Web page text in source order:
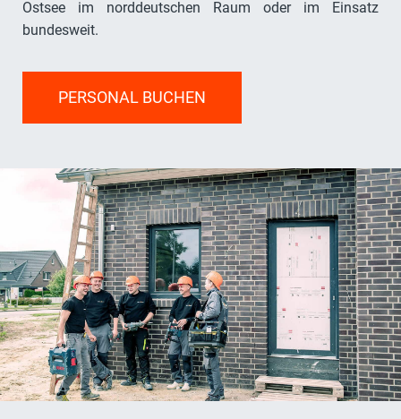
Wir sind dort, wo du uns brauchst: Zwischen Elbe und
Ostsee im norddeutschen Raum oder im Einsatz
PERSONAL BUCHEN